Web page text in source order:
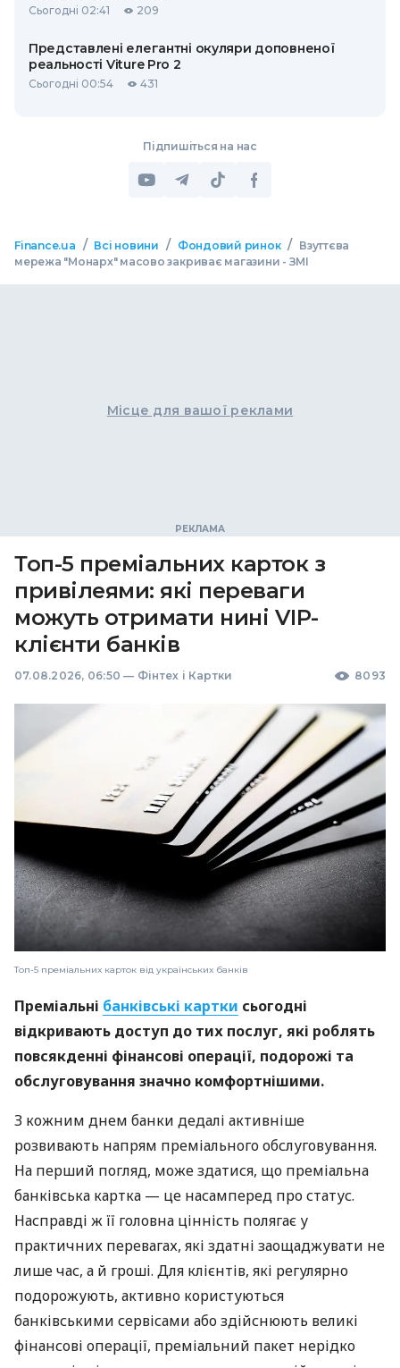
Сьогодні 02:41 209
Представлені елегантні окуляри доповненої
реальності Viture Pro 2
Сьогодні 00:54 431
Підпишіться на нас
Finance.ua / Всі новини / Фондовий ринок / Взуттєва
мережа "Монарх" масово закриває магазини - ЗМІ
Місце для вашої реклами
Топ-5 преміальних карток з
привілеями: які переваги
можуть отримати нині VIP-
клієнти банків
07.08.2026, 06:50 — Фінтех і Картки 8093
Топ-5 преміальних карток від українських банків
Преміальні банківські картки сьогодні
відкривають доступ до тих послуг, які роблять
повсякденні фінансові операції, подорожі та
обслуговування значно комфортнішими.
З кожним днем банки дедалі активніше
розвивають напрям преміального обслуговування.
На перший погляд, може здатися, що преміальна
банківська картка — це насамперед про статус.
Насправді ж її головна цінність полягає у
практичних перевагах, які здатні заощаджувати не
лише час, а й гроші. Для клієнтів, які регулярно
подорожують, активно користуються
банківськими сервісами або здійснюють великі
фінансові операції, преміальний пакет нерідко